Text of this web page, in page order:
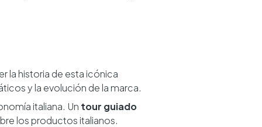
la historia de esta icónica
y la evolución de la marca.
italiana. Un tour guiado
los productos italianos.